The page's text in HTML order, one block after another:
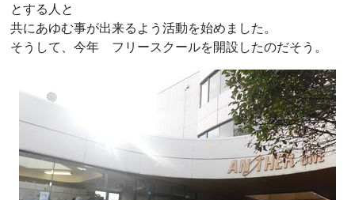
とする人と
共にあゆむ事が出来るよう活動を始めました。
そうして、今年 フリースクールを開設したのだそう。